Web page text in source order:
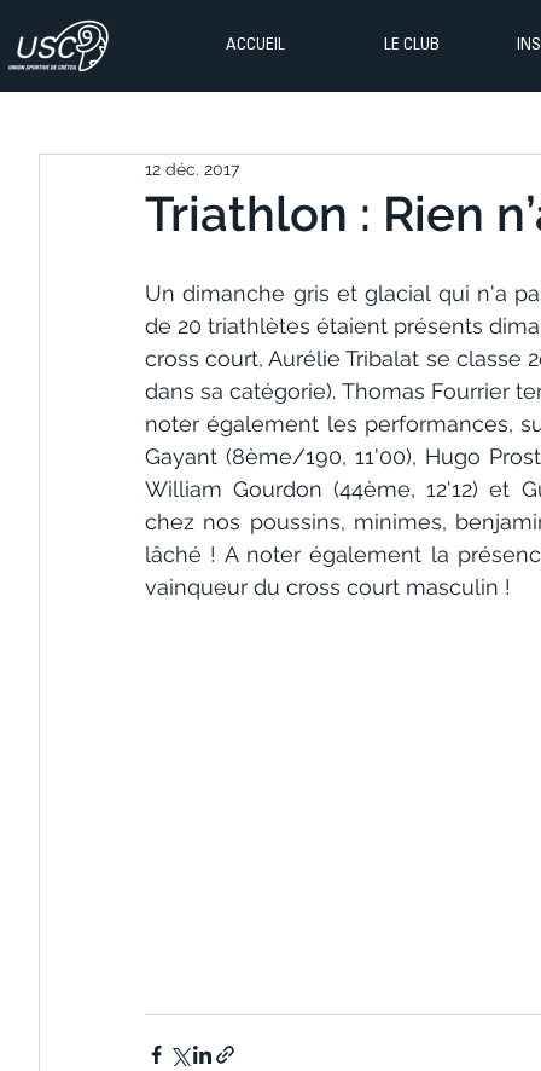
ACCUEIL LE CLUB
Triathlon : Rien
12 déc. 2017
Un dimanche gris et glacial qui n'a
de 20 triathlètes étaient présents
cross court, Aurélie Tribalat se classe
dans sa catégorie). Thomas Fourrier
noter également les performances,
Gayant (8ème/190, 11'00), Hugo
William Gourdon (44ème, 12'12) et
chez nos poussins, minimes,
lâché ! A noter également la
vainqueur du cross court masculin !